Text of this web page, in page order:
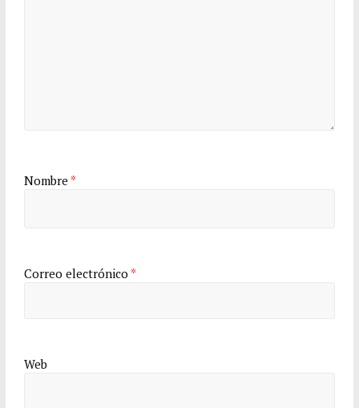
Nombre *
Correo electrónico *
Web